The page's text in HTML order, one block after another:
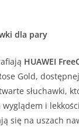
dla pary
HUAWEI
Gold,
słuchawki,
i
się na uszach